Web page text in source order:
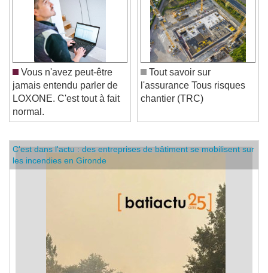
Vous n'avez peut-être
jamais entendu parler de
LOXONE. C'est tout à fait
normal.
Tout savoir sur
l'assurance Tous risques
C'est dans l'actu : des entreprises de bâtiment se mobilisent sur
les incendies en Gironde